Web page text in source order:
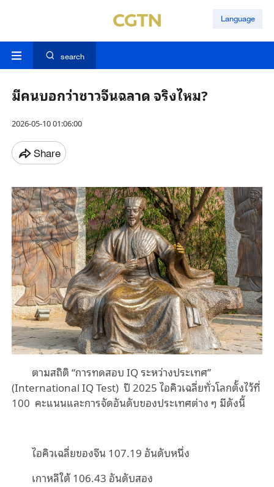
Language
search
มีคนบอกว่าชาวจีนฉลาด จริงไหม?
2026-05-10 01:06:00
Share
ตามสถิติ “การทดสอบ IQ ระหว่างประเทศ”
(International IQ Test) ปี 2025 ไอคิวเฉลี่ยทั่วโลกตั้งไว้ที่
100 คะแนนและการจัดอันดับของประเทศต่าง ๆ มีดังนี้
ไอคิวเฉลี่ยของจีน 107.19 อันดับหนึ่ง
เกาหลีใต้ 106.43 อันดับสอง